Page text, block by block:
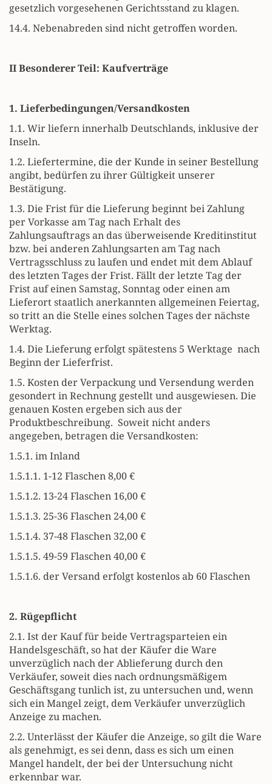
gesetzlich vorgesehenen Gerichtsstand zu klagen.
14.4. Nebenabreden sind nicht getroffen worden.
II Besonderer Teil: Kaufverträge
1. Lieferbedingungen/Versandkosten
1.1. Wir liefern innerhalb Deutschlands, inklusive der
Inseln.
1.2. Liefertermine, die der Kunde in seiner Bestellung
angibt, bedürfen zu ihrer Gültigkeit unserer
Bestätigung.
1.3. Die Frist für die Lieferung beginnt bei Zahlung
per Vorkasse am Tag nach Erhalt des
Zahlungsauftrags an das überweisende Kreditinstitut
bzw. bei anderen Zahlungsarten am Tag nach
Vertragsschluss zu laufen und endet mit dem Ablauf
des letzten Tages der Frist. Fällt der letzte Tag der
Frist auf einen Samstag, Sonntag oder einen am
Lieferort staatlich anerkannten allgemeinen Feiertag,
so tritt an die Stelle eines solchen Tages der nächste
Werktag.
1.4. Die Lieferung erfolgt spätestens 5 Werktage nach
Beginn der Lieferfrist.
1.5. Kosten der Verpackung und Versendung werden
gesondert in Rechnung gestellt und ausgewiesen. Die
genauen Kosten ergeben sich aus der
Produktbeschreibung. Soweit nicht anders
angegeben, betragen die Versandkosten:
1.5.1. im Inland
1.5.1.1. 1-12 Flaschen 8,00 €
1.5.1.2. 13-24 Flaschen 16,00 €
1.5.1.3. 25-36 Flaschen 24,00 €
1.5.1.4. 37-48 Flaschen 32,00 €
1.5.1.5. 49-59 Flaschen 40,00 €
1.5.1.6. der Versand erfolgt kostenlos ab 60 Flaschen
2. Rügepflicht
2.1. Ist der Kauf für beide Vertragsparteien ein
Handelsgeschäft, so hat der Käufer die Ware
unverzüglich nach der Ablieferung durch den
Verkäufer, soweit dies nach ordnungsmäßigem
Geschäftsgang tunlich ist, zu untersuchen und, wenn
sich ein Mangel zeigt, dem Verkäufer unverzüglich
Anzeige zu machen.
2.2. Unterlässt der Käufer die Anzeige, so gilt die Ware
als genehmigt, es sei denn, dass es sich um einen
Mangel handelt, der bei der Untersuchung nicht
erkennbar war.